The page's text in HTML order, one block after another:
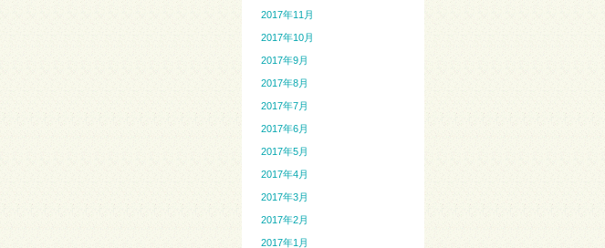
2017年11月
2017年10月
2017年9月
2017年8月
2017年7月
2017年6月
2017年5月
2017年4月
2017年3月
2017年2月
2017年1月